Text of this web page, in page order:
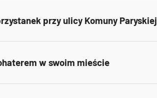
przy ulicy Komuny Paryskiej
w swoim mieście